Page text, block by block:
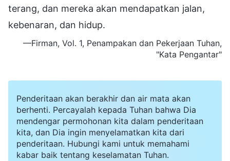
terang, dan mereka akan mendapatkan jalan,
kebenaran, dan hidup.
—Firman, Vol. 1, Penampakan dan Pekerjaan Tuhan,
"Kata Pengantar"
Penderitaan akan berakhir dan air mata akan
berhenti. Percayalah kepada Tuhan bahwa Dia
mendengar permohonan kita dalam penderitaan
kita, dan Dia ingin menyelamatkan kita dari
penderitaan. Hubungi kami untuk memahami
kabar baik tentang keselamatan Tuhan.